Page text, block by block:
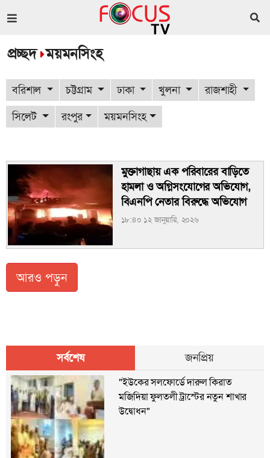
প্রচ্ছদ ময়মনসিংহ
বরিশাল চট্টগ্রাম ঢাকা খুলনা
রাজশাহী
সিলেট
রংপুর ময়মনসিংহ
মুক্তাগাছায় এক পরিবারের বাড়িতে
হামলা ও অগ্নিসংযোগের অভিযোগ,
বিএনপি নেতার বিরুদ্ধে অভিযোগ
১৮:৪০ ১২ জানুয়ারি, ২০২৬
আরও পড়ুন
সর্বশেষ জনপ্রিয়
"ইউকের সলফোর্ডে দারুল কিরাত
মজিদিয়া ফুলতলী ট্রাস্টের নতুন শাখার
উদ্বোধন"